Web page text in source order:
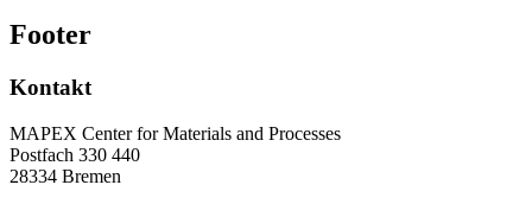
Footer
Kontakt
MAPEX Center for Materials and Processes
Postfach 330 440
28334 Bremen